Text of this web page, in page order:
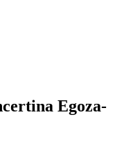
Egoza-